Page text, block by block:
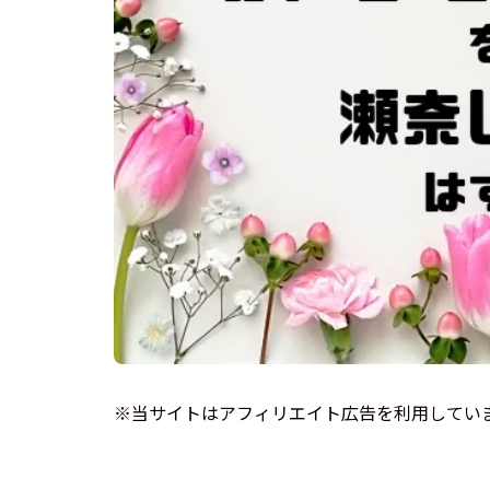
※当サイトはアフィリエイト広告を利用してい